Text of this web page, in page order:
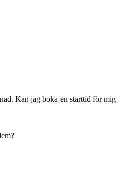
Kan jag boka en starttid för